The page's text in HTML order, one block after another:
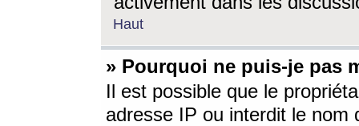
Haut
» Pourquoi ne puis-je pas
Il est possible que le
adresse IP ou interdit le nom